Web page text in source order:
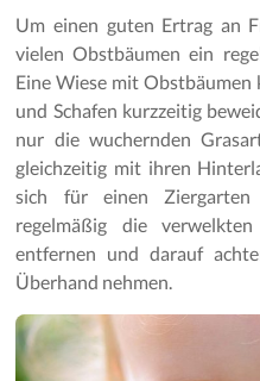
Um einen guten Ertrag an
vielen Obstbäumen ein
Eine Wiese mit
und Schafen kurzzeitig
nur die wuchernden
gleichzeitig mit ihren
sich für einen
regelmäßig die
entfernen und darauf
Überhand nehmen.